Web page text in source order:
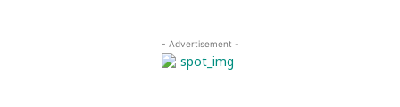
- Advertisement -